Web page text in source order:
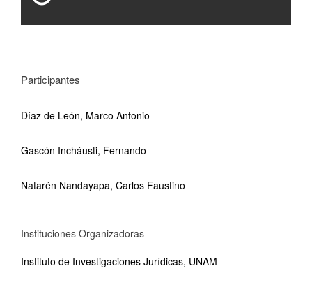
Participantes
Díaz de León, Marco Antonio
Gascón Incháusti, Fernando
Natarén Nandayapa, Carlos Faustino
Instituciones Organizadoras
Instituto de Investigaciones Jurídicas, UNAM